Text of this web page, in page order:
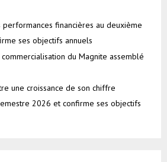
financières au deuxième
ses objectifs annuels
du Magnite assemblé
une croissance de son chiffre
2026 et confirme ses objectifs